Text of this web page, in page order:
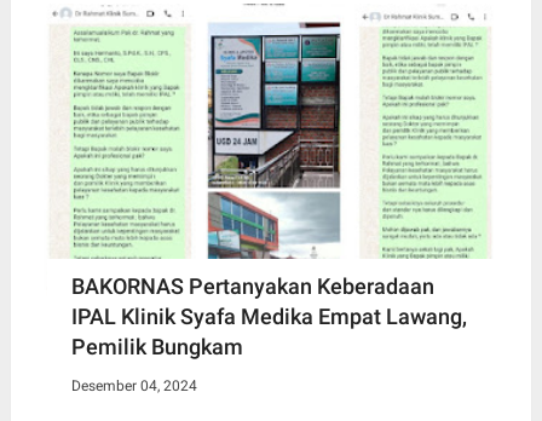
BAKORNAS Pertanyakan Keberadaan
IPAL Klinik Syafa Medika Empat Lawang,
Pemilik Bungkam
Desember 04, 2024